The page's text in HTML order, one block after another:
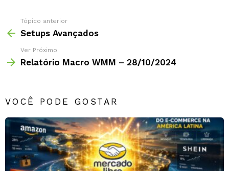
Tópico anterior
Setups Avançados
Ver Próximo
Relatório Macro WMM – 28/10/2024
VOCÊ PODE GOSTAR